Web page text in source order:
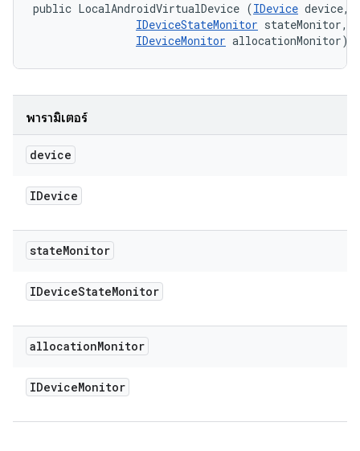
public LocalAndroidVirtualDevice (IDevice device,
IDeviceStateMonitor stateMonitor,
IDeviceMonitor allocationMonitor)
พารามิเตอร์
device
IDevice
stateMonitor
IDeviceStateMonitor
allocationMonitor
IDeviceMonitor